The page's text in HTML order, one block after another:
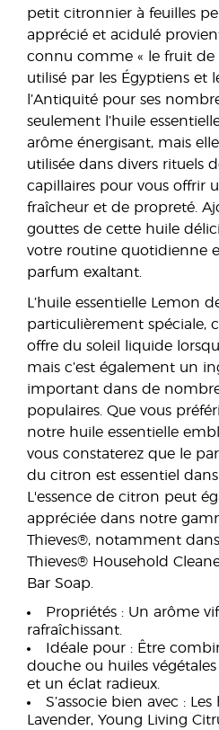
petit citronnier à feuilles
apprécié et acidulé
connu comme « le fruit de
utilisé par les Égyptiens et
l’Antiquité pour ses
seulement l’huile
arôme énergisant, mais
utilisée dans divers rituels
capillaires pour vous offrir
fraîcheur et de propreté.
gouttes de cette huile
votre routine quotidienne
parfum exaltant.
L’huile essentielle Lemon
particulièrement spéciale,
offre du soleil liquide
mais c’est également un
important dans de
populaires. Que vous
notre huile essentielle
vous constaterez que le
du citron est essentiel dans
L'essence de citron peut
appréciée dans notre
Thieves®, notamment
Thieves® Household
Bar Soap.
Propriétés : Un arôme
rafraîchissant.
Idéale pour : Être
douche ou huiles
et un éclat radieux.
S’associe bien avec :
Lavender, Young Living